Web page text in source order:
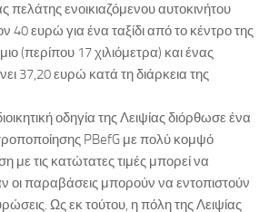
πελάτης ενοικιαζόμενου αυτοκινήτου
40 ευρώ για ένα ταξίδι από το κέντρο της
(περίπου 17 χιλιόμετρα) και ένας
37,20 ευρώ κατά τη διάρκεια της
οδηγία της Λειψίας διόρθωσε ένα
PBefG με πολύ κομψό
τις κατώτατες τιμές μπορεί να
οι παραβάσεις μπορούν να εντοπιστούν
Ως εκ τούτου, η πόλη της Λειψίας